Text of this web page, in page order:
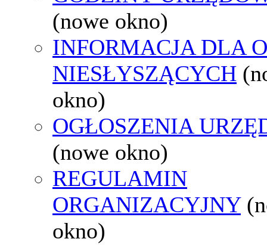
(nowe okno)
INFORMACJA DLA
NIESŁYSZĄCYCH
okno)
OGŁOSZENIA
(nowe okno)
REGULAMIN
ORGANIZACYJNY
okno)